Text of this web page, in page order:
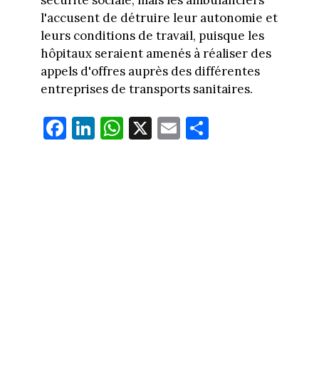
l'accusent de détruire leur autonomie et
leurs conditions de travail, puisque les
hôpitaux seraient amenés à réaliser des
appels d'offres auprès des différentes
entreprises de transports sanitaires.
Fa
ce
Li
nk
W
ha
X E
m
Pa